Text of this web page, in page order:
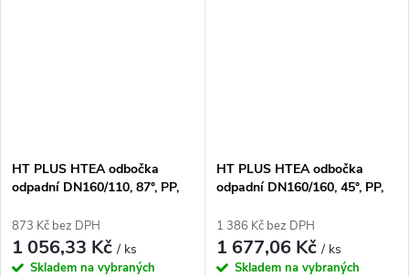
HT PLUS HTEA odbočka
odpadní DN160/110, 87°, PP,
873 Kč bez DPH
1 056,33 Kč/ ks
Skladem na vybraných
HT PLUS HTEA odbočka
odpadní DN160/160, 45°, PP,
1 386 Kč bez DPH
1 677,06 Kč/ ks
Skladem na vybraných